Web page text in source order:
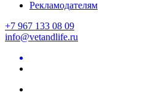
Рекламодателям
+7 967 133 08 09
info@vetandlife.ru